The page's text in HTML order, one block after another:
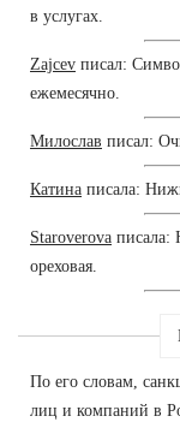
в услугах.
Zajcev писал:
ежемесячно.
Милослав писал:
Катина писала:
Staroverova писала:
ореховая.
По его словам,
лиц и компаний в